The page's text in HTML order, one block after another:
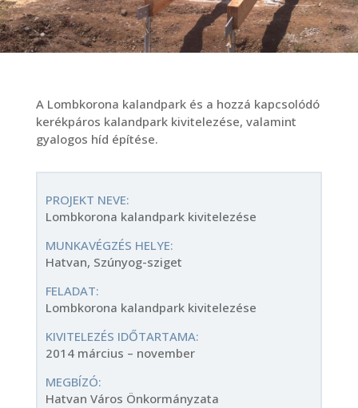
A Lombkorona kalandpark és a hozzá kapcsolódó
kerékpáros kalandpark kivitelezése, valamint
gyalogos híd építése.
PROJEKT NEVE:
Lombkorona kalandpark kivitelezése
MUNKAVÉGZÉS HELYE:
Hatvan, Szúnyog-sziget
FELADAT:
Lombkorona kalandpark kivitelezése
KIVITELEZÉS IDŐTARTAMA:
2014 március – november
MEGBÍZÓ:
Hatvan Város Önkormányzata